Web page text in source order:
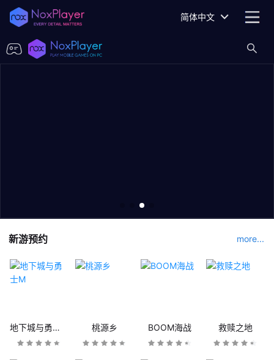
简体中文
新游预约 more...
地下城与勇士M 桃源乡 BOOM海战 救赎之地